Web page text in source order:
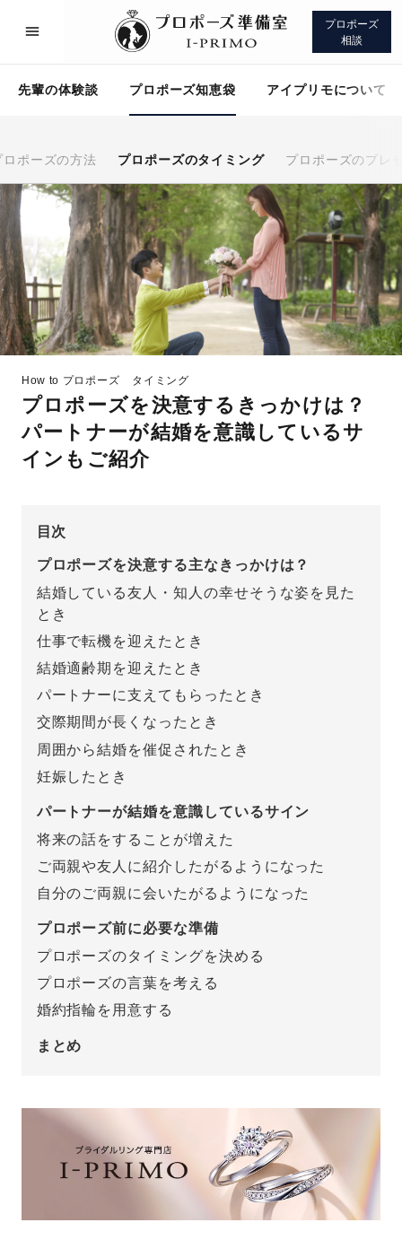
プロポーズ
相談
先輩の体験談 プロポーズ知恵袋 アイプリモについて
ロポーズの方法 プロポーズのタイミング プロポーズのプレ
How to プロポーズ タイミング
プロポーズを決意するきっかけは？
パートナーが結婚を意識しているサ
インもご紹介
目次
プロポーズを決意する主なきっかけは？
結婚している友人・知人の幸せそうな姿を見た
とき
仕事で転機を迎えたとき
結婚適齢期を迎えたとき
パートナーに支えてもらったとき
交際期間が長くなったとき
周囲から結婚を催促されたとき
妊娠したとき
パートナーが結婚を意識しているサイン
将来の話をすることが増えた
ご両親や友人に紹介したがるようになった
自分のご両親に会いたがるようになった
プロポーズ前に必要な準備
プロポーズのタイミングを決める
プロポーズの言葉を考える
婚約指輪を用意する
まとめ
プロポーズサポート 先輩の体験談
プロポーズ知恵袋 アイプリモについて
プロポーズサポート
プロポーズアイテム
おすすめの婚約指輪
パーフェクトプロポーズリング
婚約指輪マッチング診断
プロポーズプラン検索
先輩の体験談
プロポーズ意識調査結果一覧
婚約指輪選び方ガイド
ダイヤモンドの品質とは？
プロポーズの方法
プレゼント
言葉
エピソード
アイプリモについて
ニュース
婚約指輪のご購入と
プロポーズのご相談
Follow us on